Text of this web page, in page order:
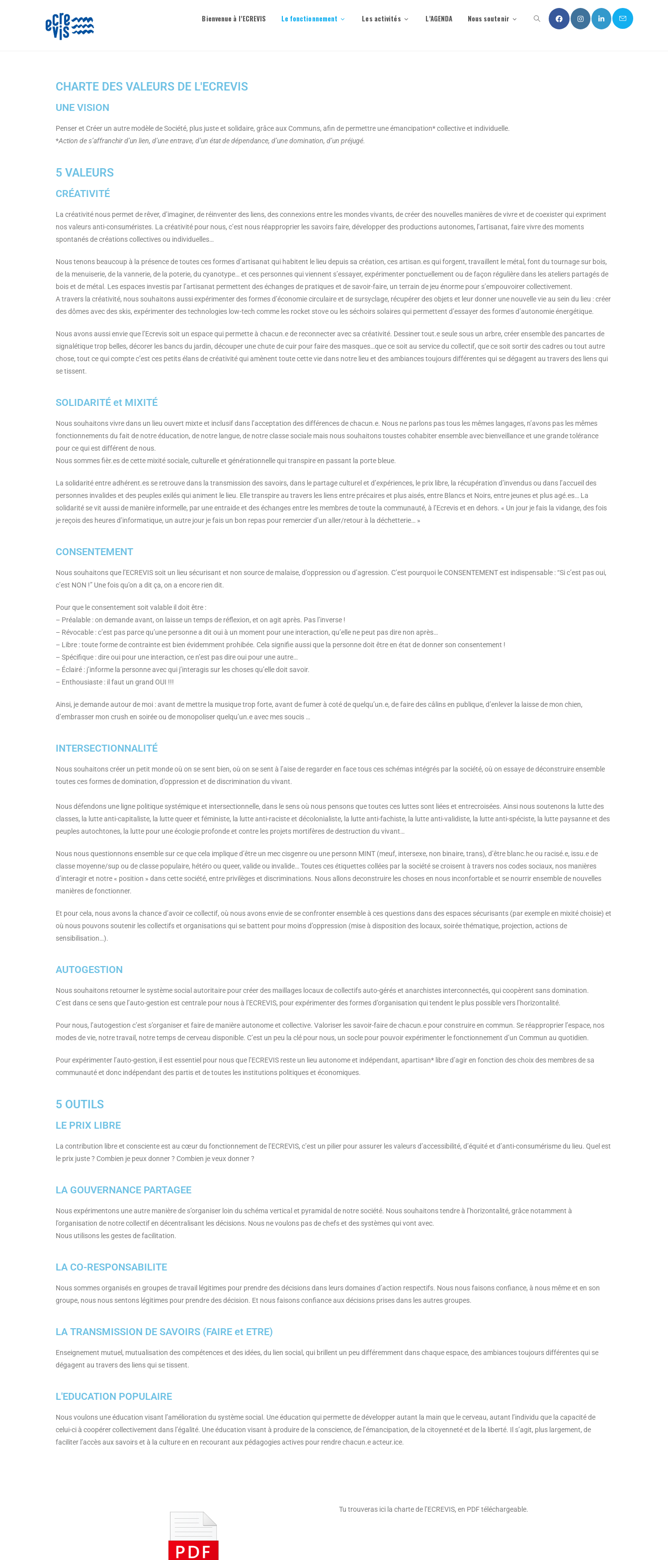
Bienvenue à l’ECREVIS Le fonctionnement Les activités L’AGENDA Nous soutenir
CHARTE DES VALEURS DE L'ECREVIS
UNE VISION
Penser et Créer un autre modèle de Société, plus juste et solidaire, grâce aux Communs, afin de permettre une émancipation* collective et individuelle.
*Action de s’affranchir d’un lien, d’une entrave, d’un état de dépendance, d’une domination, d’un préjugé.
5 VALEURS
CRÉATIVITÉ
La créativité nous permet de rêver, d’imaginer, de réinventer des liens, des connexions entre les mondes vivants, de créer des nouvelles manières de vivre et de coexister qui expriment
nos valeurs anti-consuméristes. La créativité pour nous, c’est nous réapproprier les savoirs faire, développer des productions autonomes, l’artisanat, faire vivre des moments
spontanés de créations collectives ou individuelles…
Nous tenons beaucoup à la présence de toutes ces formes d’artisanat qui habitent le lieu depuis sa création, ces artisan.es qui forgent, travaillent le métal, font du tournage sur bois,
de la menuiserie, de la vannerie, de la poterie, du cyanotype… et ces personnes qui viennent s’essayer, expérimenter ponctuellement ou de façon régulière dans les ateliers partagés de
bois et de métal. Les espaces investis par l’artisanat permettent des échanges de pratiques et de savoir-faire, un terrain de jeu énorme pour s’empouvoirer collectivement.
A travers la créativité, nous souhaitons aussi expérimenter des formes d’économie circulaire et de sursyclage, récupérer des objets et leur donner une nouvelle vie au sein du lieu : créer
des dômesavec des skis, expérimenter des technologies low-tech comme les rocket stove ou les séchoirs solaires qui permettent d’essayer des formes d’autonomie énergétique.
Nous avons aussi envie que l’Ecrevis soit un espace qui permette à chacun.e de reconnecter avec sa créativité. Dessiner tout.e seule sous un arbre, créer ensemble des pancartes de
signalétique trop belles, décorer les bancs du jardin, découper une chute de cuir pour faire des masques…que ce soit au service du collectif, que ce soit sortir des cadres ou tout autre
chose, tout ce qui compte c’est ces petits élans de créativité qui amènent toute cette vie dans notre lieu et des ambiances toujoursdifférentes qui se dégagent au travers des liens qui
se tissent.
SOLIDARITÉ et MIXITÉ
Nous souhaitons vivre dans un lieu ouvert mixte et inclusif dans l’acceptation des différences de chacun.e. Nous ne parlons pas tous les mêmes langages, n’avons pas les mêmes
fonctionnements du fait de notre éducation, de notre langue, de notre classe sociale mais nous souhaitons toustes cohabiter ensemble avec bienveillance et une grande tolérance
pour ce qui est différent de nous.
Nous sommes fièr.es de cette mixité sociale, culturelle et générationnelle qui transpire en passant la porte bleue.
La solidarité entre adhérent.es se retrouve dans la transmission des savoirs, dans le partage culturel et d’expériences, le prix libre, la récupération d’invendus ou dans l’accueil des
personnes invalides et des peuples exilés qui animent le lieu. Elle transpire au travers les liens entre précaires et plus aisés, entre Blancs et Noirs, entre jeunes et plus agé.es… La
solidarité se vit aussi de manière informelle, par une entraide et des échanges entre les membres de toute la communauté, à l’Ecrevis et en dehors. « Un jour je fais la vidange, des fois
je reçois des heures d’informatique, un autre jour je fais un bon repas pour remercier d’un aller/retour à la déchetterie… »
CONSENTEMENT
Nous souhaitons que l’ECREVIS soit un lieu sécurisant et non source de malaise, d’oppression ou d’agression. C’est pourquoi le CONSENTEMENT est indispensable : “Si c’est pas oui,
c’est NON !” Une fois qu’on a dit ça, on a encore rien dit.
Pour que le consentement soit valable il doit être :
– Préalable : on demande avant, on laisse un temps de réflexion, et on agit après. Pas l’inverse !
– Révocable : c’est pas parce qu’une personne a dit oui à un moment pour une interaction, qu’elle ne peut pas dire non après…
– Libre : toute forme de contrainte est bien évidemment prohibée. Cela signifie aussi que la personne doit être en état de donner son consentement !
– Spécifique : dire oui pour une interaction, ce n’est pas dire oui pour une autre…
– Éclairé : j’informe la personne avec qui j’interagis sur les choses qu’elle doit savoir.
– Enthousiaste : il faut un grand OUI !!!
Ainsi, je demande autour de moi : avant de mettre la musique trop forte, avant de fumer à coté de quelqu’un.e, de faire des câlins en publique, d’enlever la laisse de mon chien,
d’embrasser mon crush en soirée ou de monopoliser quelqu’un.e avec mes soucis …
INTERSECTIONNALITÉ
Nous souhaitons créer un petit monde où on se sent bien, où on se sent à l’aise de regarder en face tous ces schémas intégrés par la société, où on essaye de déconstruire ensemble
toutes ces formes de domination, d’oppression et de discrimination du vivant.
Nous défendons une ligne politique systémique et intersectionnelle, dans le sens où nous pensonsque toutes ces luttes sont liées et entrecroisées. Ainsi nous soutenons la lutte des
classes, la lutteanti-capitaliste, la lutte queer et féministe, la lutte anti-raciste et décolonialiste, la lutte anti-fachiste, la lutte anti-validiste, la lutte anti-spéciste, la lutte paysanne et des
peuples autochtones, la lutte pour une écologie profonde et contre les projets mortifères de destruction du vivant…
Nous nous questionnons ensemble sur ce que cela implique d’être un mec cisgenre ou une personn MINT (meuf, intersexe, non binaire, trans), d’être blanc.he ou racisé.e, issu.e de
classe moyenne/sup ou de classe populaire, hétéro ou queer, valide ou invalide… Toutes ces étiquettes collées par la société se croisent à travers nos codes sociaux, nos manières
d’interagir et notre « position » dans cette société, entre privilèges et discriminations. Nous allons deconstruire les choses en nous inconfortable et se nourrir ensemble de nouvelles
manières de fonctionner.
Et pour cela, nous avons la chance d’avoir ce collectif, où nous avons envie de se confronter ensemble à ces questions dans des espaces sécurisants (par exemple en mixité choisie) et
où nous pouvons soutenir les collectifs et organisations qui se battent pour moins d’oppression (mise à disposition des locaux, soirée thématique, projection, actions de
sensibilisation…).
AUTOGESTION
Nous souhaitons retourner le système social autoritaire pour créer des maillages locaux de collectifs auto-gérés et anarchistes interconnectés, qui coopèrent sans domination.
C’est dans ce sens que l’auto-gestion est centrale pour nous à l’ECREVIS, pour expérimenter des formes d’organisation qui tendent le plus possible vers l’horizontalité.
Pour nous, l’autogestion c’est s’organiser et faire de manière autonome et collective. Valoriser les savoir-faire de chacun.e pour construire en commun. Se réapproprier l’espace, nos
modes de vie, notre travail, notre temps de cerveau disponible. C’est un peu la clé pour nous, un socle pour pouvoir expérimenter le fonctionnement d’un Commun au quotidien.
Pour expérimenter l’auto-gestion, il est essentiel pour nous que l’ECREVIS reste un lieu autonome et indépendant, apartisan* libre d’agir en fonction des choix des membres de sa
communauté et donc indépendant des partis et de toutes les institutions politiques et économiques.
5 OUTILS
LE PRIX LIBRE
La contribution libre et consciente est au cœur du fonctionnement de l’ECREVIS, c’est un pilier pour assurer les valeurs d’accessibilité, d’équité et d’anti-consumérisme du lieu. Quel est
le prix juste ? Combien je peux donner ? Combien je veux donner ?
LA GOUVERNANCE PARTAGEE
Nous expérimentons une autre manière de s’organiser loin du schéma vertical et pyramidal de notre société. Nous souhaitons tendre à l’horizontalité, grâce notamment à
l’organisation de notre collectif en décentralisant les décisions. Nous ne voulons pas de chefs et des systèmes qui vont avec.
Nous utilisons les gestes de facilitation.
LA CO-RESPONSABILITE
Nous sommes organisés en groupes de travail légitimes pour prendre des décisions dans leurs domaines d’action respectifs. Nous nous faisons confiance, à nous même et en son
groupe, nous nous sentons légitimes pour prendre des décision. Et nous faisons confiance aux décisions prises dans les autres groupes.
LA TRANSMISSION DE SAVOIRS (FAIRE et ETRE)
Enseignement mutuel, mutualisation des compétences et des idées, du lien social, qui brillent un peu différemment dans chaque espace, des ambiances toujours différentes qui se
dégagent au travers des liens qui se tissent.
L'EDUCATION POPULAIRE
Nous voulons une éducation visant l’amélioration du système social. Une éducation qui permette de développer autant la main que le cerveau, autant l’individu que la capacité de
celui-ci à coopérer collectivement dans l’égalité. Une éducation visant à produire de la conscience, de l’émancipation, de la citoyenneté et de la liberté. Il s’agit, plus largement, de
faciliter l’accès aux savoirs et à la culture en en recourant aux pédagogies actives pour rendre chacun.e acteur.ice.
Tu trouveras ici la charte de l’ECREVIS, en PDF téléchargeable.